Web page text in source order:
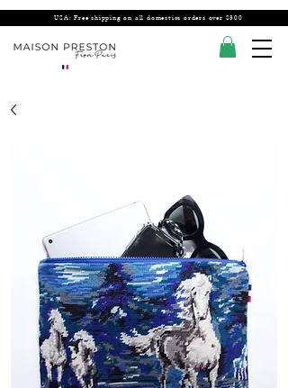
USA: Free shipping on all domestics orders over $300